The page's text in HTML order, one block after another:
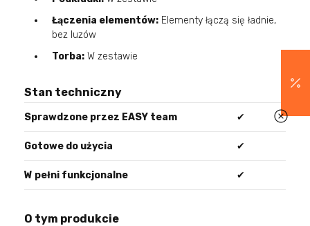
Łączenia elementów: Elementy łączą się ładnie,
bez luzów
Torba: W zestawie
Stan techniczny
Sprawdzone przez EASY team ✔
Gotowe do użycia ✔
W pełni funkcjonalne ✔
O tym produkcie